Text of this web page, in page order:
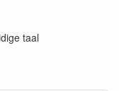
taal